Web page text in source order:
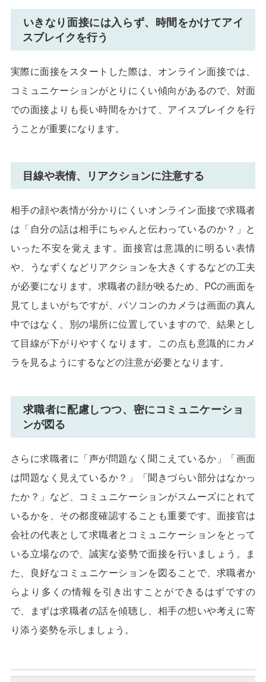
いきなり面接には入らず、時間をかけてアイ
スブレイクを行う
実際に面接をスタートした際は、オンライン面接では、
コミュニケーションがとりにくい傾向があるので、対面
での面接よりも長い時間をかけて、アイスブレイクを行
うことが重要になります。
目線や表情、リアクションに注意する
相手の顔や表情が分かりにくいオンライン面接で求職者
は「自分の話は相手にちゃんと伝わっているのか？」と
いった不安を覚えます。面接官は意識的に明るい表情
や、うなずくなどリアクションを大きくするなどの工夫
が必要になります。求職者の顔が映るため、PCの画面を
見てしまいがちですが、パソコンのカメラは画面の真ん
中ではなく、別の場所に位置していますので、結果とし
て目線が下がりやすくなります。この点も意識的にカメ
ラを見るようにするなどの注意が必要となります。
求職者に配慮しつつ、密にコミュニケーショ
ンが図る
さらに求職者に「声が問題なく聞こえているか」「画面
は問題なく見えているか？」「聞きづらい部分はなかっ
たか？」など、コミュニケーションがスムーズにとれて
いるかを、その都度確認することも重要です。面接官は
会社の代表として求職者とコミュニケーションをとって
いる立場なので、誠実な姿勢で面接を行いましょう。ま
た、良好なコミュニケーションを図ることで、求職者か
らより多くの情報を引き出すことができるはずですの
で、まずは求職者の話を傾聴し、相手の想いや考えに寄
り添う姿勢を示しましょう。